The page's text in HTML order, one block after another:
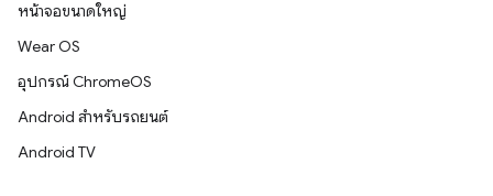
หน้าจอขนาดใหญ่
Wear OS
อุปกรณ์ ChromeOS
Android สำหรับรถยนต์
Android TV